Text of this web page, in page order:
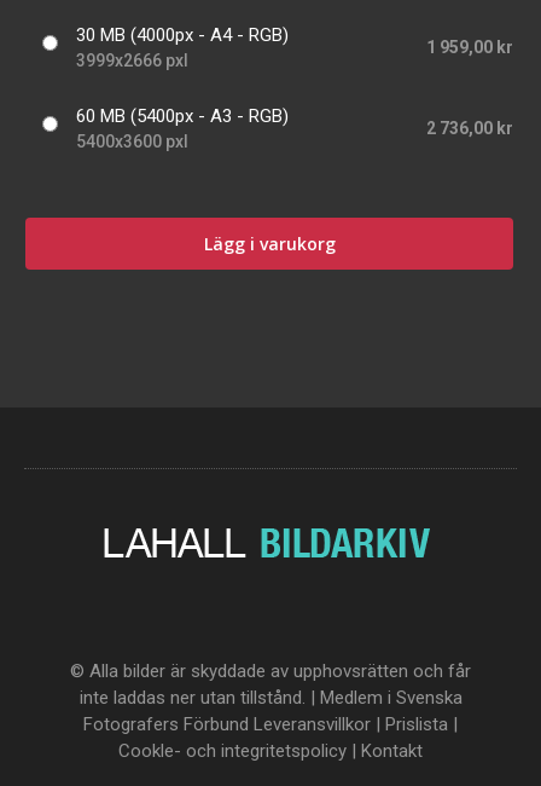
30 MB (4000px - A4 - RGB)
3999x2666 pxl
1 959,00 kr
60 MB (5400px - A3 - RGB)
5400x3600 pxl
2 736,00 kr
Lägg i varukorg
© Alla bilder är skyddade av upphovsrätten och får
inte laddas ner utan tillstånd. | Medlem i Svenska
Fotografers Förbund Leveransvillkor | Prislista |
Cookle- och integritetspolicy | Kontakt